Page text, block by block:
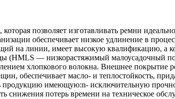
позволяет изготавливать ремни
обеспечивает низкое удлинение в
на линии, имеет высокую квалификацию, а
(HMLS — низкорастяжимый малоусадочный
хлопкового волокна. Внешнее
обеспечивает масло- и теплостойкость,
продукцию имеющую:n- исключительную
снижения потерь времени на техническое